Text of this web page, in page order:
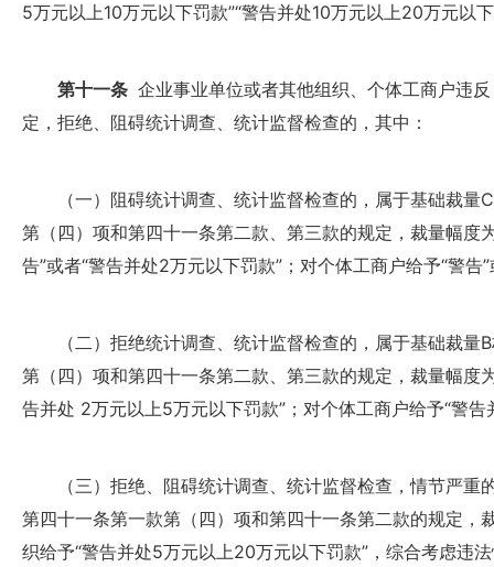
5万元以上10万元以下罚款”“警告并处10万元以上20万元以
第十一条 企业事业单位或者其他组织、个体工商户违
定，拒绝、阻碍统计调查、统计监督检查的，其中：
（一）阻碍统计调查、统计监督检查的，属于基础裁量
第（四）项和第四十一条第二款、第三款的规定，裁量幅度
告”或者“警告并处2万元以下罚款”；对个体工商户给予“警
（二）拒绝统计调查、统计监督检查的，属于基础裁量B
第（四）项和第四十一条第二款、第三款的规定，裁量幅度
告并处 2万元以上5万元以下罚款”；对个体工商户给予“警
（三）拒绝、阻碍统计调查、统计监督检查，情节严重
第四十一条第一款第（四）项和第四十一条第二款的规定，
织给予“警告并处5万元以上20万元以下罚款”，综合考虑违